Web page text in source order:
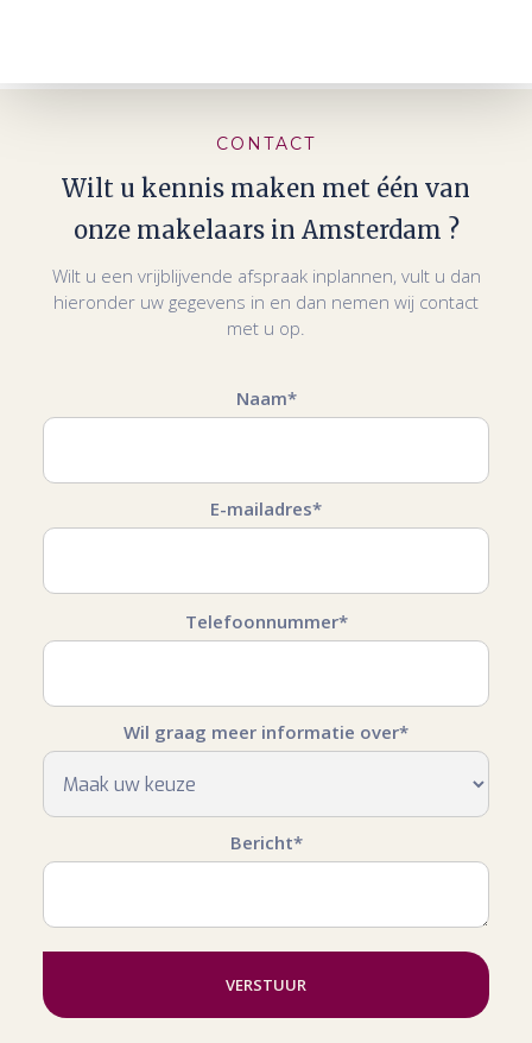
CONTACT
Wilt u kennis maken met één van
onze makelaars in Amsterdam ?
Wilt u een vrijblijvende afspraak inplannen, vult u dan
hieronder uw gegevens in en dan nemen wij contact
met u op.
Naam*
E-mailadres*
Telefoonnummer*
Wil graag meer informatie over*
Bericht*